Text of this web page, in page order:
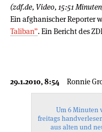
(zdf.de, Video, 15:51
Ein afghanischer Reporter
Taliban”. Ein Bericht des
29.1.2010, 8:54 Ronnie
Um 6 Minuten
freitags
aus alten und